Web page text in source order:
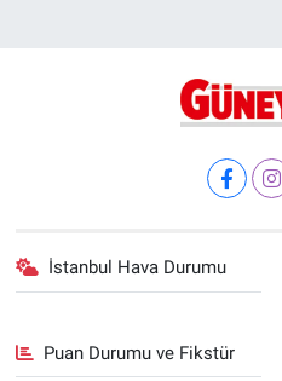
İstanbul Hava Durumu
Puan Durumu ve Fikstür